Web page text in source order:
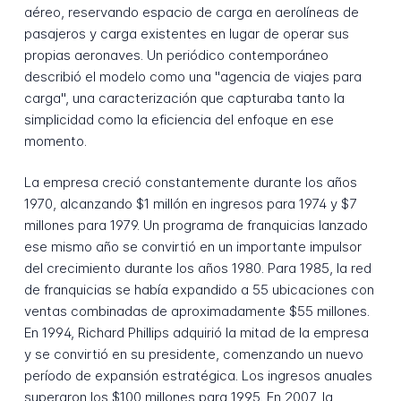
aéreo, reservando espacio de carga en aerolíneas de
pasajeros y carga existentes en lugar de operar sus
propias aeronaves. Un periódico contemporáneo
describió el modelo como una "agencia de viajes para
carga", una caracterización que capturaba tanto la
simplicidad como la eficiencia del enfoque en ese
momento.
La empresa creció constantemente durante los años
1970, alcanzando $1 millón en ingresos para 1974 y $7
millones para 1979. Un programa de franquicias lanzado
ese mismo año se convirtió en un importante impulsor
del crecimiento durante los años 1980. Para 1985, la red
de franquicias se había expandido a 55 ubicaciones con
ventas combinadas de aproximadamente $55 millones.
En 1994, Richard Phillips adquirió la mitad de la empresa
y se convirtió en su presidente, comenzando un nuevo
período de expansión estratégica. Los ingresos anuales
superaron los $100 millones para 1995. En 2007, la